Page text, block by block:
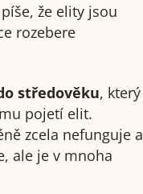
že elity jsou
rozebere
středověku, který
pojetí elit.
zcela nefunguje a
ale je v mnoha